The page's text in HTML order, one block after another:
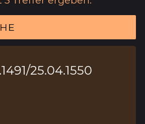
25.04.1550